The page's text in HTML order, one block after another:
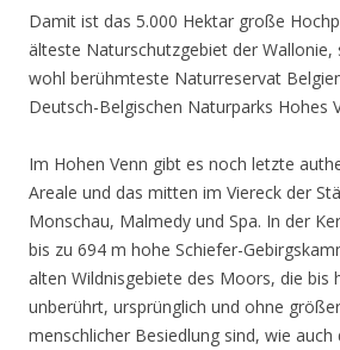
Damit ist das 5.000 Hektar große
älteste Naturschutzgebiet der Wallonie,
wohl berühmteste Naturreservat
Deutsch-Belgischen Naturparks Hohes
Im Hohen Venn gibt es noch letzte
Areale und das mitten im Viereck der
Monschau, Malmedy und Spa. In der
bis zu 694 m hohe Schiefer-
alten Wildnisgebiete des Moors, die bis
unberührt, ursprünglich und ohne
menschlicher Besiedlung sind, wie auch